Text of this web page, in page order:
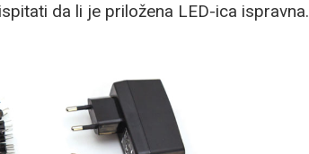
da li je priložena LED-ica ispravna.